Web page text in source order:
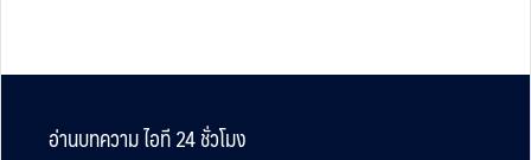
Footer
อ่านบทความ ไอที 24 ชั่วโมง